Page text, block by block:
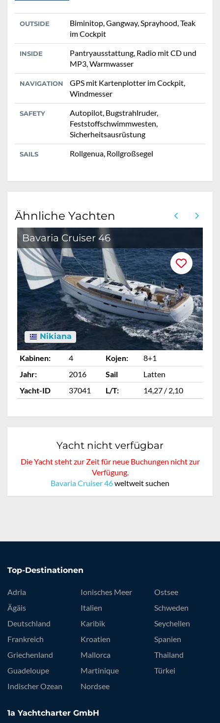
OUTSIDE
Biminitop, Gangway, Sprayhood, Teak
im Cockpit
INSIDE
Pantryausstattung, Radio mit CD und
MP3, Warmwasser
NAVIGATION
GPS mit Kartenplotter im Cockpit,
Windmesser
SAFETY
Autopilot, Bugstrahlruder,
Feststoffschwimmwesten,
Sicherheitsausrüstung
SAILS Rollgenua, Rollgroßsegel
Ähnliche Yachten
Bavaria Cruiser 46
Nikiana
Kabinen: 4 Kojen:
8+1
Jahr:
2016 Sail
Latten
Yacht-ID
37041 L/T: 14,27 / 2,10
Yacht nicht verfügbar
Die Yacht steht zur Zeit für neue Buchungen nicht zur
Verfügung.
Bavaria Cruiser 46weltweit suchen
Top-Destinationen
Adria
Ägäis
Deutschland
Frankreich
Griechenland
Guadeloupe
Indischer Ozean
Ionisches Meer
Italien
Karibik
Kroatien
Mallorca
Martinique
Nordsee
Ostsee
Schweden
Seychellen
Spanien
Thailand
Türkei
1a Yachtcharter GmbH